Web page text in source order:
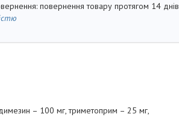
повернення товару протягом 14 днів
– 100 мг, триметоприм – 25 мг,